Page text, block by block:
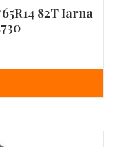
82T Iarna